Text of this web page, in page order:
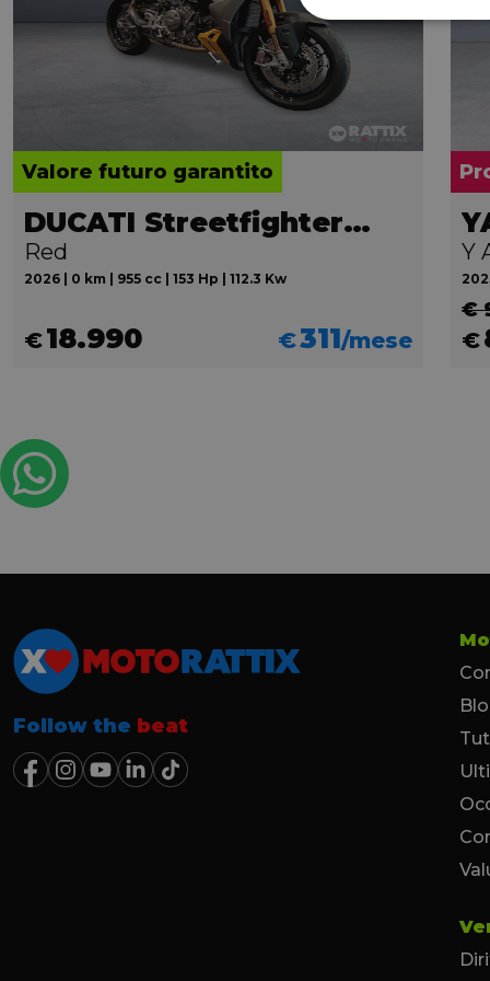
Valore futuro garantito
DUCATI Streetfighter V2
Red
2026 | 0 km | 955 cc | 153 Hp | 112.3 Kw
€18.990 €311/mese
Y
€
€
Follow the beat